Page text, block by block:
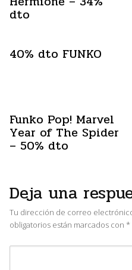
dto
40% dto FUNKO
Funko Pop! Marvel
Year of The Spider
– 50% dto
Deja una
Tu dirección de correo
obligatorios están marcados con *